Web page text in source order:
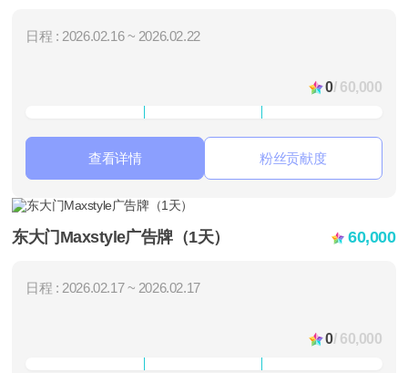
日程 : 2026.02.16 ~ 2026.02.22
0/ 60,000
查看详情 粉丝贡献度
东大门Maxstyle广告牌（1天） 60,000
日程 : 2026.02.17 ~ 2026.02.17
0/ 60,000